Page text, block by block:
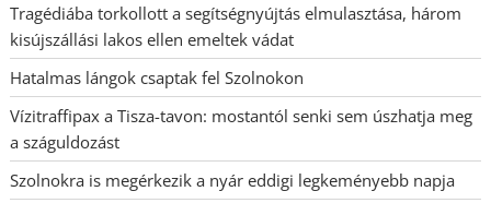
Tragédiába torkollott a segítségnyújtás elmulasztása, három
kisújszállási lakos ellen emeltek vádat
Hatalmas lángok csaptak fel Szolnokon
Vízitraffipax a Tisza-tavon: mostantól senki sem úszhatja meg
a száguldozást
Szolnokra is megérkezik a nyár eddigi legkeményebb napja